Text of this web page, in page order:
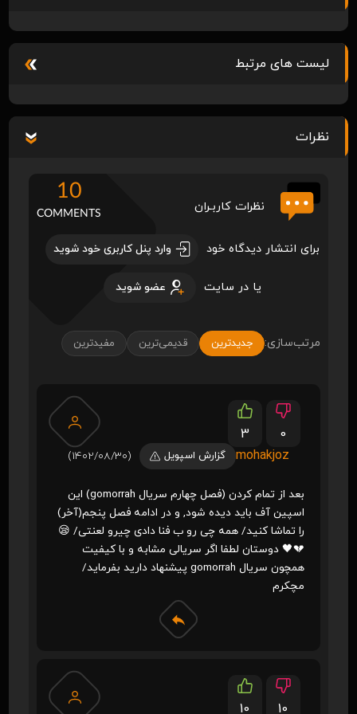
لیست های مرتبط
نظرات
نظرات کاربـران
10
COMMENTS
برای انتشار دیدگاه خود وارد پنل کاربری خود شوید
یا در سایت عضو شوید
مرتب‌سازی: جدیدترین قدیمی‌ترین مفیدترین
3
0
mohakjoz
گزارش اسپویل (1402/08/30)
بعد از تمام کردن (فصل چهارم سریال gomorrah) این
اسپین آف باید دیده شود, و در ادامه فصل پنجم(آخر)
را تماشا کنید/ همه چی رو ب فنا دادی چیرو لعنتی/ 😪
💔🖤 دوستان لطفا اگر سریالی مشابه و با کیفیت
همچون سریال gomorrah پیشنهاد دارید بفرماید/
مچکرم
10
10